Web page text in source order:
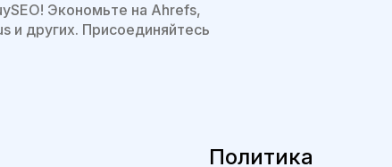
Экономьте на Ahrefs,
и других. Присоединяйтесь
Политика